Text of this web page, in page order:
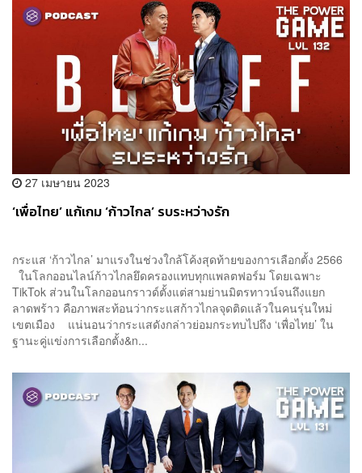
27 เมษายน 2023
‘เพื่อไทย’ แก้เกม ‘ก้าวไกล’ รบระหว่างรัก
กระแส ‘ก้าวไกล’ มาแรงในช่วงใกล้โค้งสุดท้ายของการเลือกตั้ง 2566
ในโลกออนไลน์ก้าวไกลยึดครองแทบทุกแพลตฟอร์ม โดยเฉพาะ
TikTok ส่วนในโลกออนกราวด์ตั้งแต่สามย่านมิตรทาวน์จนถึงแยก
ลาดพร้าว คือภาพสะท้อนว่ากระแสก้าวไกลจุดติดแล้วในคนรุ่นใหม่
เขตเมือง แน่นอนว่ากระแสดังกล่าวย่อมกระทบไปถึง ‘เพื่อไทย’ ใน
ฐานะคู่แข่งการเลือกตั้ง&n...